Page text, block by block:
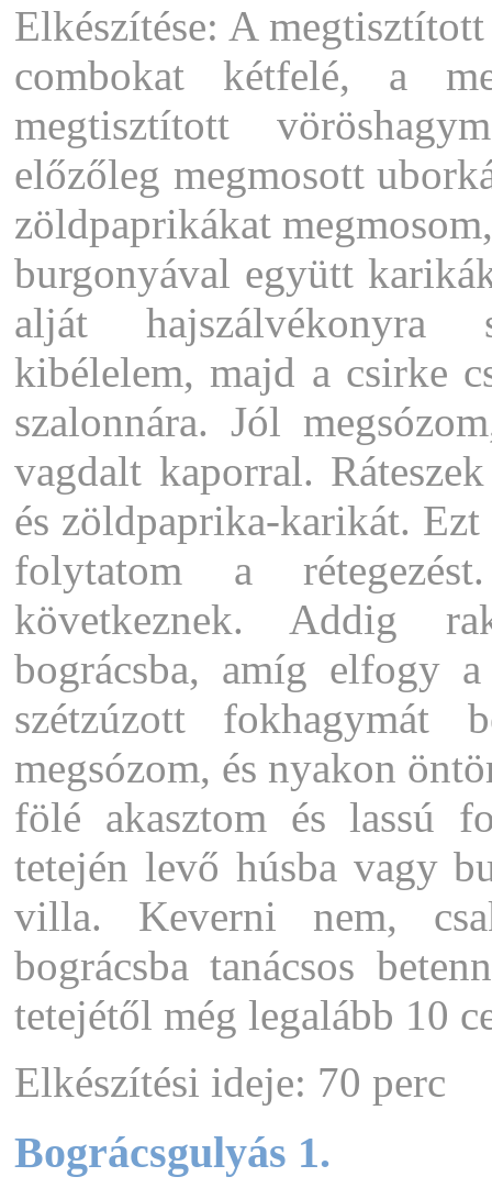
Elkészítése: A
combokat kétfelé, a
megtisztított
előzőleg megmosott
zöldpaprikákat
burgonyával együtt
alját hajszálvékonyra
kibélelem, majd a csirke
szalonnára. Jól
vagdalt kaporral.
és zöldpaprika-karikát.
folytatom a
következnek. Addig
bográcsba, amíg elfogy
szétzúzott fokhagymát
megsózom, és nyakon
fölé akasztom és lassú
tetején levő húsba vagy
villa. Keverni nem,
bográcsba tanácsos
tetejétől még legalább 10
Elkészítési ideje: 70 perc
Bográcsgulyás 1.